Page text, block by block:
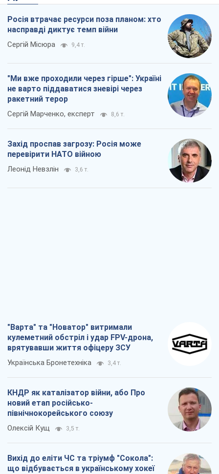
Росія втрачає ресурси поза планом: хто
насправді диктує темп війни
Сергій Місюра 9,4 т.
"Ми вже проходили через гірше": Україні
не варто піддаватися зневірі через
ракетний терор
Сергій Марченко, експерт 8,6 т.
Захід проспав загрозу: Росія може
перевірити НАТО війною
Леонід Невзлін 3,6 т.
"Варта" та "Новатор" витримали
кулеметний обстріл і удар FPV-дрона,
врятувавши життя офіцеру ЗСУ
Українська Бронетехніка 3,4 т.
КНДР як каталізатор війни, або Про
новий етап російсько-
північнокорейського союзу
Олексій Кущ 3,5 т.
Вихід до еліти ЧС та тріумф "Сокола":
що відбувається в українському хокеї